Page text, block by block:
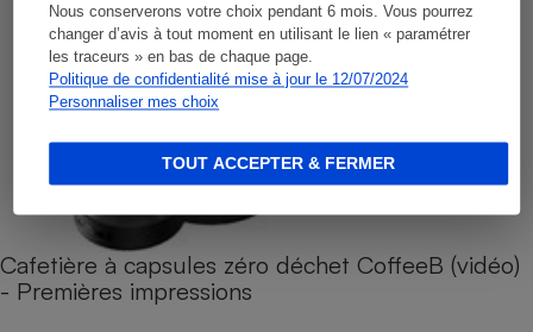
Nous conserverons votre choix pendant 6 mois. Vous pourrez
changer d’avis à tout moment en utilisant le lien « paramétrer
les traceurs » en bas de chaque page.
Politique de confidentialité mise à jour le 12/07/2024
Personnaliser mes choix
TOUT ACCEPTER & FERMER
Cafetière à capsules zéro déchet CoffeeB (vidéo)
- Premières impressions